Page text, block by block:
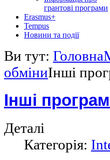
грантові програми
Erasmus+
Tempus
Новини та події
Ви тут: Головна
обміниІнші
Інші
Деталі
Категорія: